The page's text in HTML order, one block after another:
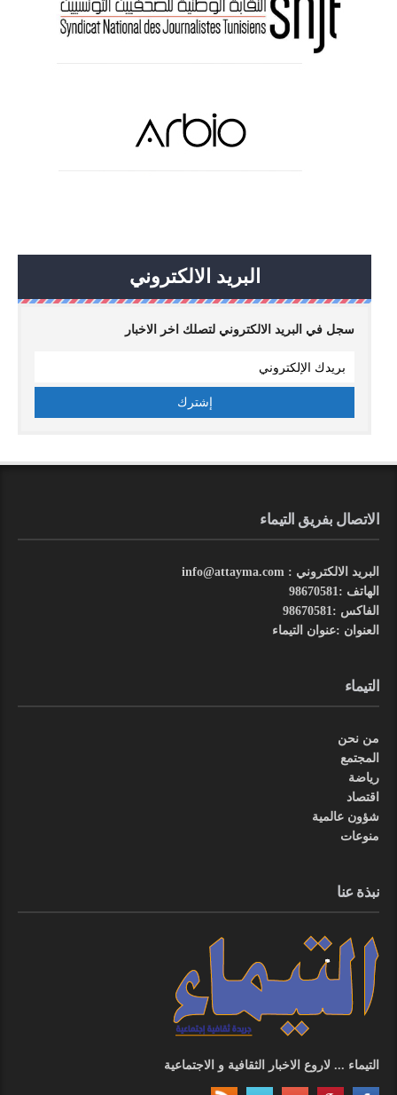
البريد الالكتروني
سجل في البريد الالكتروني لتصلك اخر الاخبار
الاتصال بفريق التيماء
البريد الالكتروني : info@attayma.com
الهاتف :98670581
الفاكس :98670581
العنوان :عنوان التيماء
التيماء
من نحن
المجتمع
رياضة
اقتصاد
شؤون عالمية
منوعات
نبذة عنا
التيماء ... لاروع الاخبار الثقافية و الاجتماعية